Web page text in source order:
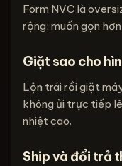
Form NVC là
rộng; muốn gọn
Giặt sao cho
Lộn trái rồi giặt
không ủi trực tiếp
nhiệt cao.
Ship và đổi trả